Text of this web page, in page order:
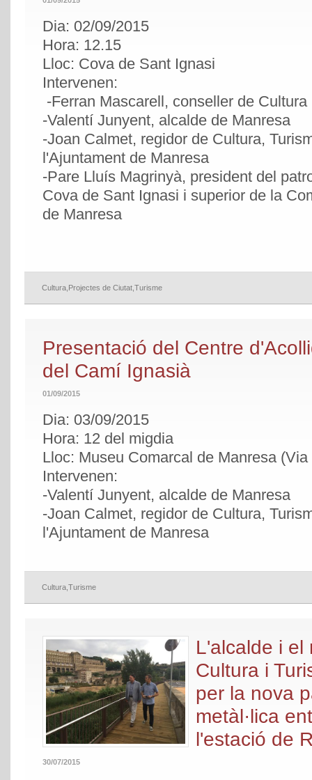
Dia: 02/09/2015
Hora: 12.15
Lloc: Cova de Sant Ignasi
Intervenen:
-Ferran Mascarell, conseller de Cultura
-Valentí Junyent, alcalde de Manresa
-Joan Calmet, regidor de Cultura,
l'Ajuntament de Manresa
-Pare Lluís Magrinyà, president del
Cova de Sant Ignasi i superior de la
de Manresa
Cultura Projectes de Ciutat Turisme
Presentació del Centre
del Camí Ignasià
01/09/2015
Dia: 03/09/2015
Hora: 12 del migdia
Lloc: Museu Comarcal de Manresa
Intervenen:
-Valentí Junyent, alcalde de Manresa
-Joan Calmet, regidor de Cultura,
l'Ajuntament de Manresa
Cultura Turisme
L'alcalde i el
Cultura i
per la nova
metàl·lica
l'estació de
30/07/2015